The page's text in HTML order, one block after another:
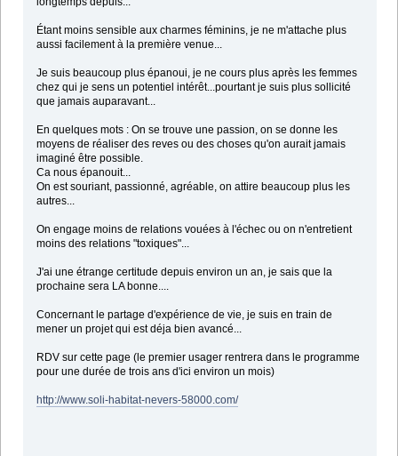
Étant moins sensible aux charmes féminins, je ne m'attache plus
aussi facilement à la première venue...
Je suis beaucoup plus épanoui, je ne cours plus après les femmes
chez qui je sens un potentiel intérêt...pourtant je suis plus sollicité
que jamais auparavant...
En quelques mots : On se trouve une passion, on se donne les
moyens de réaliser des reves ou des choses qu'on aurait jamais
imaginé être possible.
Ca nous épanouit...
On est souriant, passionné, agréable, on attire beaucoup plus les
autres...
On engage moins de relations vouées à l'échec ou on n'entretient
moins des relations "toxiques"...
J'ai une étrange certitude depuis environ un an, je sais que la
prochaine sera LA bonne....
Concernant le partage d'expérience de vie, je suis en train de
mener un projet qui est déja bien avancé...
RDV sur cette page (le premier usager rentrera dans le programme
pour une durée de trois ans d'ici environ un mois)
http://www.soli-habitat-nevers-58000.com/